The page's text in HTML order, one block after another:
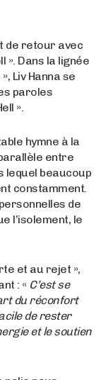
de retour avec
». Dans la lignée
Liv Hanna se
paroles
».
hymne à la
entre
lequel beaucoup
constamment.
de
l’isolement, le
et au rejet »,
: « C’est se
du réconfort
de rester
et le soutien